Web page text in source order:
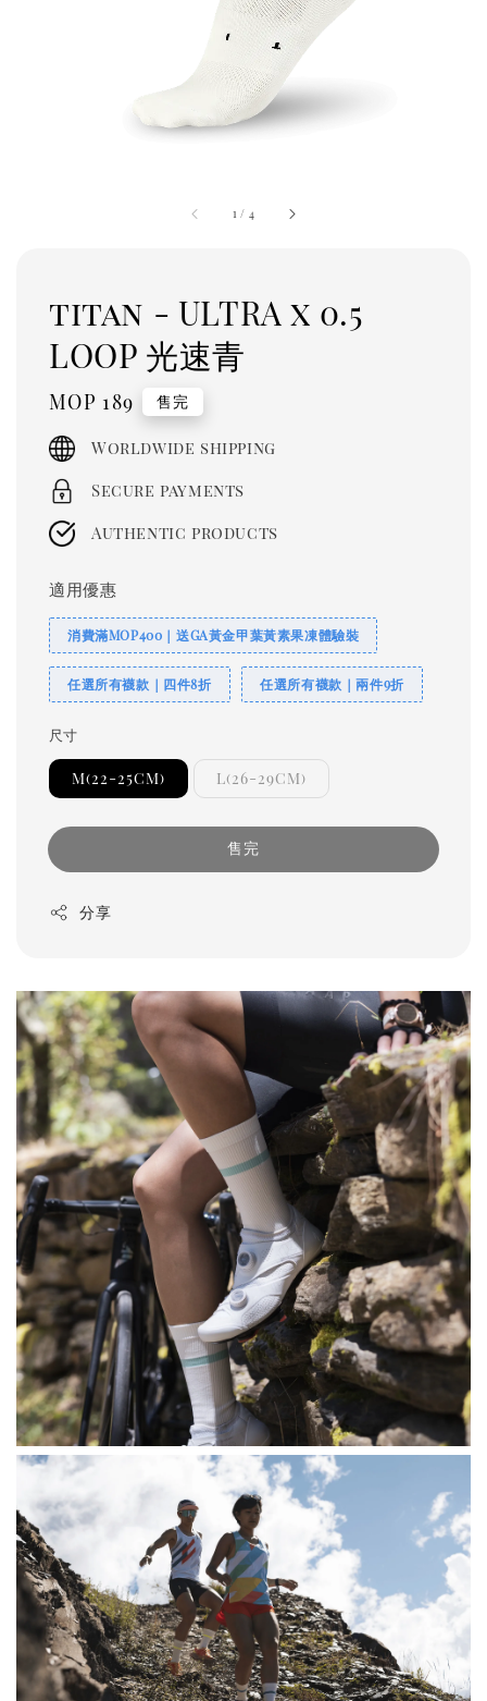
1 / 4
titan - ULTRA x 0.5
LOOP 光速青
Regular
price
MOP 189 售完
Worldwide shipping
Secure payments
Authentic products
適用優惠
消費滿MOP400｜送GA黃金甲葉黃素果凍體驗裝
任選所有襪款｜四件8折 任選所有襪款｜兩件9折
尺寸
M(22-25CM) L(26-29CM)
售完
分享